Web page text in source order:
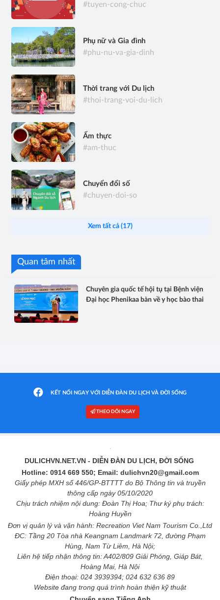
#tuyen-cong-chuc
Phụ nữ và Gia đình
#phu-nu-va-gia-dinh
Thời trang với Du lịch
#thoi-trang-voi-du-lich
Ẩm thực
#am-thuc
Chuyển đổi số
#chuyen-doi-so
Xem tất cả (17)
Quan tâm nhất
Chuyên gia quốc tế hội tụ tại Bệnh viện
Đại học Phenikaa bàn về y học bào thai
KẾT NỐI NGAY VỚI DIỄN ĐÀN DU LỊCH VÀ ĐỜI SỐNG
THEO DÕI NGAY
DULICHVN.NET.VN- DIỄN ĐÀN DU LỊCH, ĐỜI SỐNG
Hotline: 0914 669 550; Email: dulichvn20@gmail.com
Giấy phép MXH số 446/GP-BTTTT do Bộ Thông tin và truyền
thông cấp ngày 05/10/2020
Chịu trách nhiệm nội dung: Đoàn Thị Hoa; Thư ký phụ trách:
Hoàng Huyền
Đơn vị quản lý và vận hành: Recreation Viet Nam Tourism Co.,Ltd
ĐC: Tầng 20 Tòa nhà Keangnam Landmark 72, đường Phạm
Hùng, Nam Từ Liêm, Hà Nội;
Liên hệ tiếp nhận thông tin: A402/809 Giải Phóng, Giáp Bát,
Hoàng Mai, Hà Nội
Điện thoại: 024 3939394; 024 632 636 89
Website đang trong quá trình hoàn thiện kỹ thuật